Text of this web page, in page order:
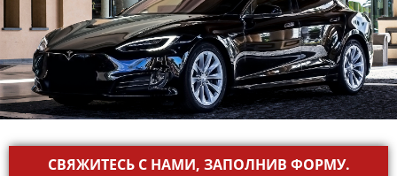
СВЯЖИТЕСЬ С НАМИ, ЗАПОЛНИВ ФОРМУ.